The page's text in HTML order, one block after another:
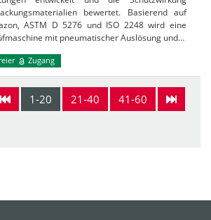
bewertet. Basierend auf
ASTM D 5276 und ISO 2248 wird eine
mit pneumatischer Auslösung und…
Zugang
1-20 21-40
41-60